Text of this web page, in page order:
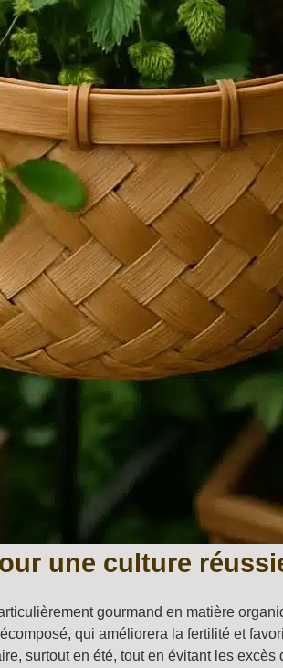
une culture
gourmand en matière
qui améliorera la fertilité et
surtout en été, tout en évitant les